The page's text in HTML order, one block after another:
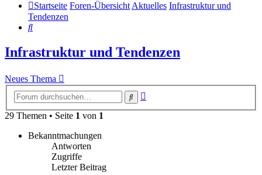
Startseite Foren-ÜbersichtAktuelles Infrastruktur und
Tendenzen
Suche
Infrastruktur und Tendenzen
Neues Thema
Suche
29 Themen • Seite 1 von 1
Bekanntmachungen
Antworten
Zugriffe
Letzter Beitrag